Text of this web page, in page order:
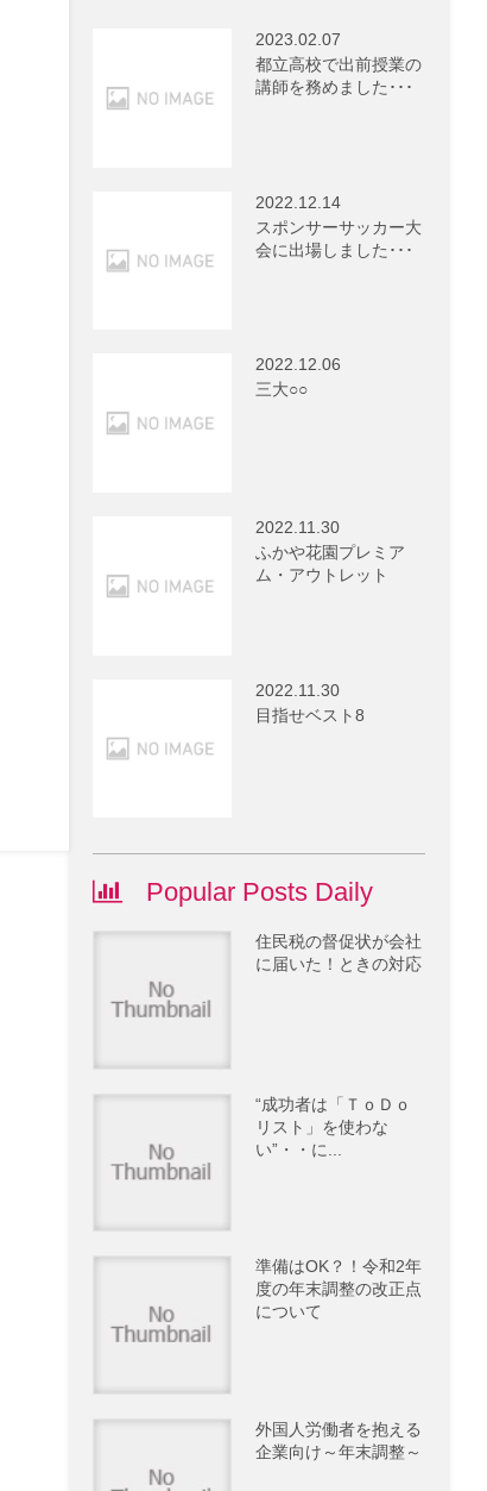
2023.02.07
都立高校で出前授業の
講師を務めました･･･
2022.12.14
スポンサーサッカー大
会に出場しました･･･
2022.12.06
三大○○
2022.11.30
ふかや花園プレミア
ム・アウトレット
2022.11.30
目指せベスト8
Popular Posts Daily
住民税の督促状が会社
に届いた！ときの対応
“成功者は「ＴｏＤｏ
リスト」を使わな
い”・・に...
準備はOK？！令和2年
度の年末調整の改正点
について
外国人労働者を抱える
企業向け～年末調整～